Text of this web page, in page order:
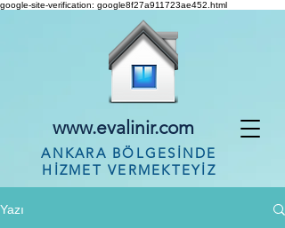
google-site-verification: google8f27a911723ae452.html
www.evalinir.com
ANKARA BÖLGESİNDE
HİZMET VERMEKTEYİZ
Yazı